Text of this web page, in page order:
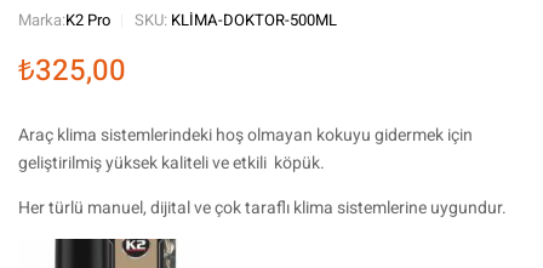
Marka:K2 Pro SKU: KLIMA-DOKTOR-500ML
₺325,00
Araç klima sistemlerindeki hoş olmayan kokuyu gidermek için
geliştirilmiş yüksek kaliteli ve etkili köpük.
Her türlü manuel, dijital ve çok taraflı klima sistemlerine uygundur.